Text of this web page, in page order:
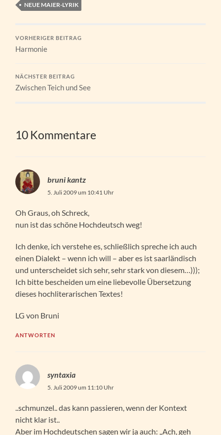
NEUE MAIER-LYRIK
VORHERIGER BEITRAG
Harmonie
NÄCHSTER BEITRAG
Zwischen Teich und See
10 Kommentare
bruni kantz
5. Juli 2009 um 10:41 Uhr
Oh Graus, oh Schreck,
nun ist das schöne Hochdeutsch weg!
Ich denke, ich verstehe es, schließlich spreche ich auch
einen Dialekt – wenn ich will – aber es ist saarländisch
und unterscheidet sich sehr, sehr stark von diesem…)));
Ich bitte bescheiden um eine liebevolle Übersetzung
dieses hochliterarischen Textes!
LG von Bruni
ANTWORTEN
syntaxia
5. Juli 2009 um 11:10 Uhr
..schmunzel.. das kann passieren, wenn der Kontext
nicht klar ist..
Aber im Hochdeutschen sagen wir ja auch: „Ach, geh